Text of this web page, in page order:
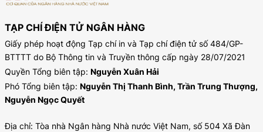
TẠP CHÍ ĐIỆN TỬ NGÂN HÀNG
Giấy phép hoạt động Tạp chí in và Tạp chí điện tử số 484/GP-
BTTTT do Bộ Thông tin và Truyền thông cấp ngày 28/07/2021
Quyền Tổng biên tập: Nguyễn Xuân Hải
Phó Tổng biên tập: Nguyễn Thị Thanh Bình, Trần Trung Thượng,
Nguyễn Ngọc Quyết
Địa chỉ: Tòa nhà Ngân hàng Nhà nước Việt Nam, số 504 Xã Đàn